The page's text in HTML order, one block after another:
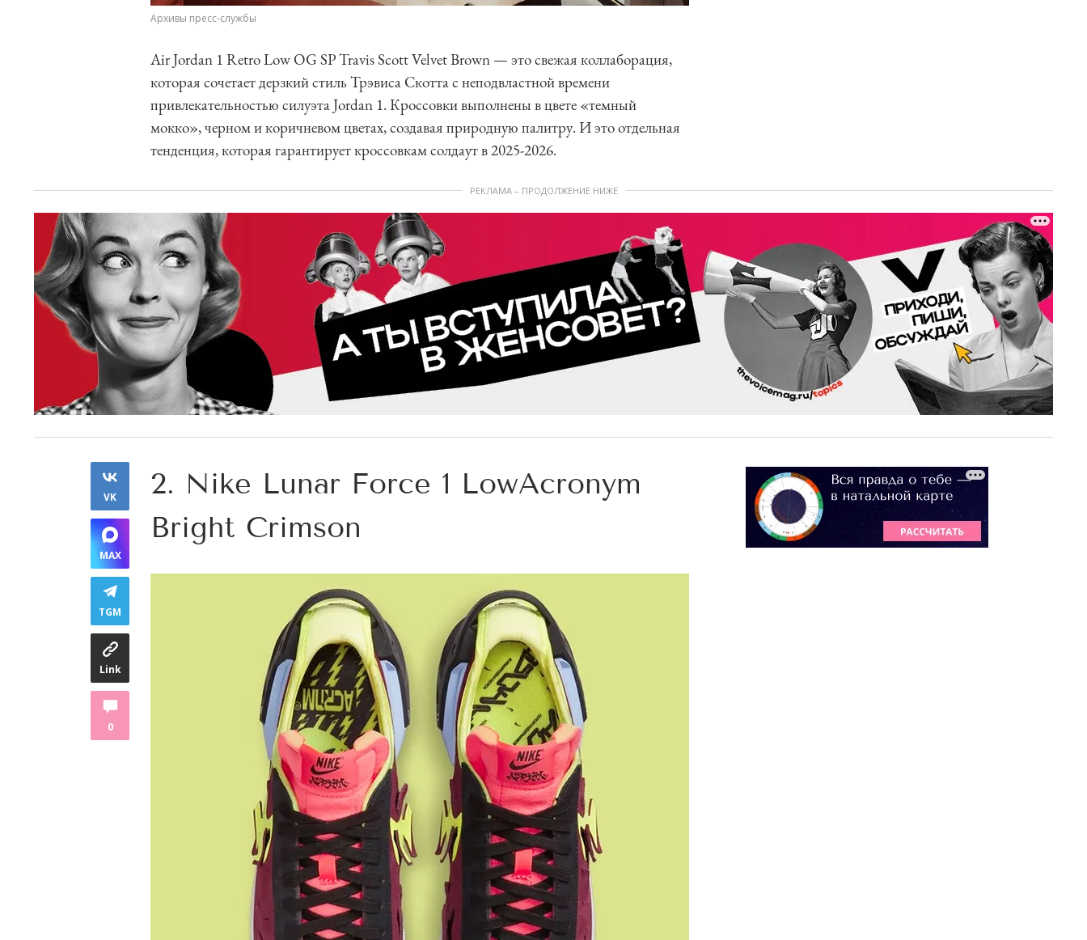
Архивы пресс-службы
Air Jordan 1 Retro Low OG SP Travis Scott Velvet Brown — это свежая коллаборация,
которая сочетает дерзкий стиль Трэвиса Скотта с неподвластной времени
привлекательностью силуэта Jordan 1. Кроссовки выполнены в цвете «темный
мокко», черном и коричневом цветах, создавая природную палитру. И это отдельная
тенденция, которая гарантирует кроссовкам солдаут в 2025-2026.
РЕКЛАМА – ПРОДОЛЖЕНИЕ НИЖЕ
VK
MAX
TGM
Link
0
2. Nike Lunar Force 1 LowAcronym
Bright Crimson